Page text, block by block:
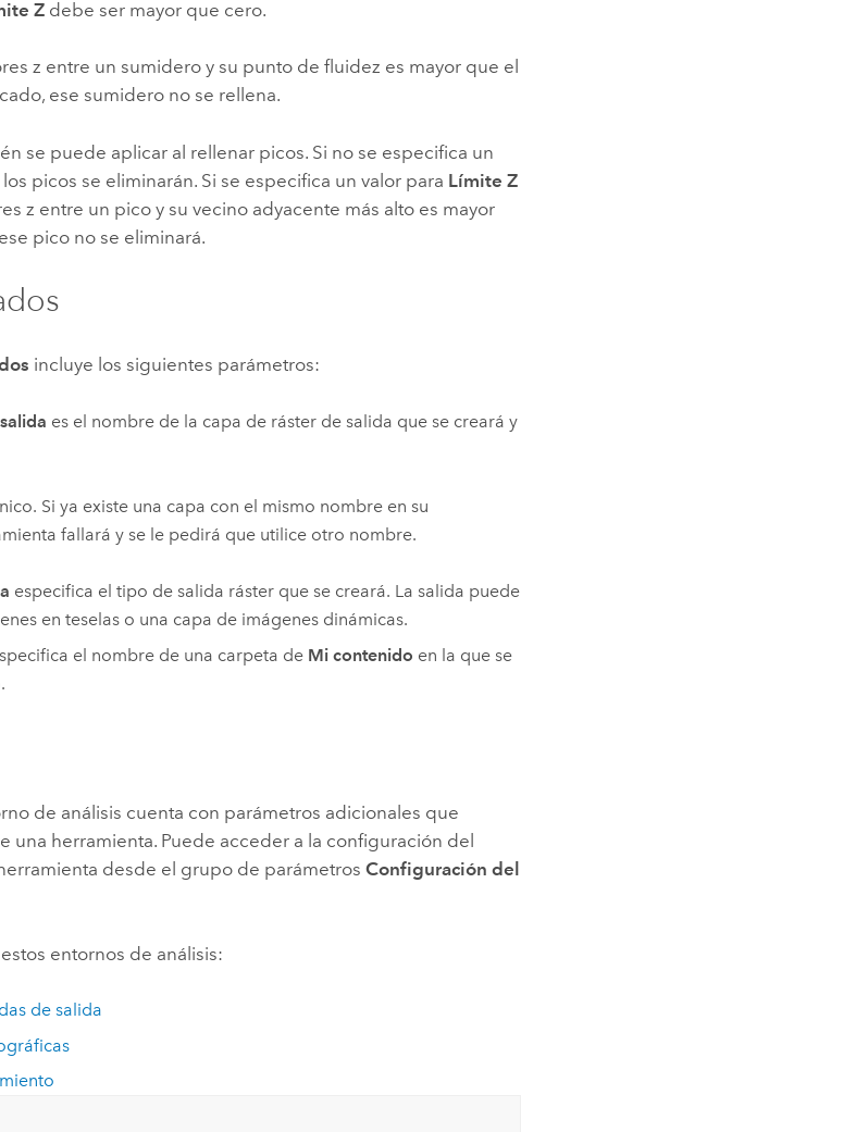
Z debe ser mayor que cero.
z entre un sumidero y su punto de fluidez es mayor que el
ese sumidero no se rellena.
se puede aplicar al rellenar picos. Si no se especifica un
los picos se eliminarán. Si se especifica un valor para Límite Z
z entre un pico y su vecino adyacente más alto es mayor
pico no se eliminará.
incluye los siguientes parámetros:
es el nombre de la capa de ráster de salida que se creará y
Si ya existe una capa con el mismo nombre en su
fallará y se le pedirá que utilice otro nombre.
especifica el tipo de salida ráster que se creará. La salida puede
en teselas o una capa de imágenes dinámicas.
el nombre de una carpeta de Mi contenido en la que se
de análisis cuenta con parámetros adicionales que
una herramienta. Puede acceder a la configuración del
desde el grupo de parámetrosConfiguración del
entornos de análisis:
de salida